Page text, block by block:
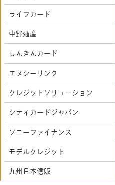
ライフカード
中野殖産
しんきんカード
エヌシーリンク
クレジットソリューション
シティカードジャパン
ソニーファイナンス
モデルクレジット
九州日本信販